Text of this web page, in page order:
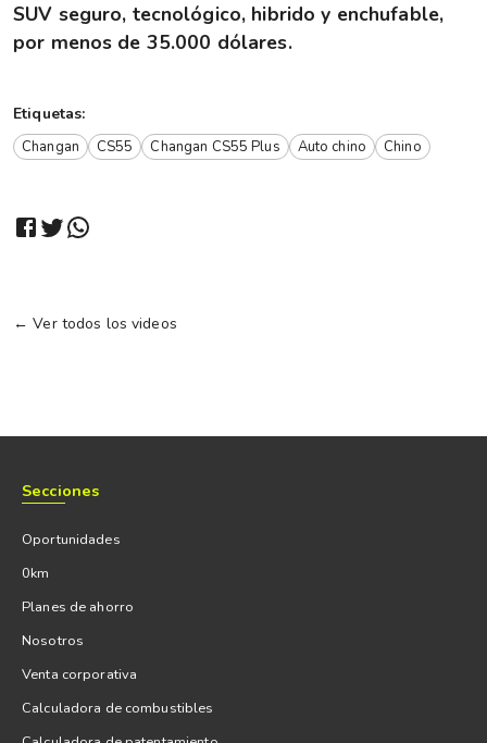
SUV seguro, tecnológico, hibrido y enchufable,
por menos de 35.000 dólares.
Etiquetas:
Changan CS55 Changan CS55 Plus Auto chino Chino
← Ver todos los videos
Secciones
Oportunidades
0km
Planes de ahorro
Nosotros
Venta corporativa
Calculadora de combustibles